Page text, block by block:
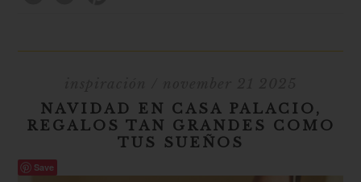
NAVIDAD EN CASA PALACIO,
REGALOS TAN GRANDES COMO
TUS SUEÑOS
Save